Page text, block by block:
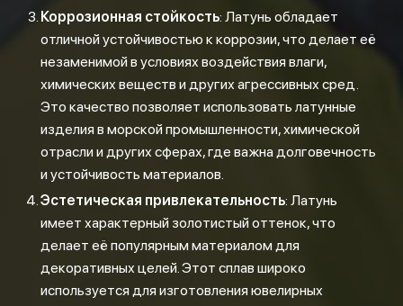
Коррозионная стойкость: Латунь обладает
отличной устойчивостью к коррозии, что делает её
незаменимой в условиях воздействия влаги,
химических веществ и других агрессивных сред.
Это качество позволяет использовать латунные
изделия в морской промышленности, химической
отрасли и других сферах, где важна долговечность
и устойчивость материалов.
Эстетическая привлекательность: Латунь
имеет характерный золотистый оттенок, что
делает её популярным материалом для
декоративных целей. Этот сплав широко
используется для изготовления ювелирных